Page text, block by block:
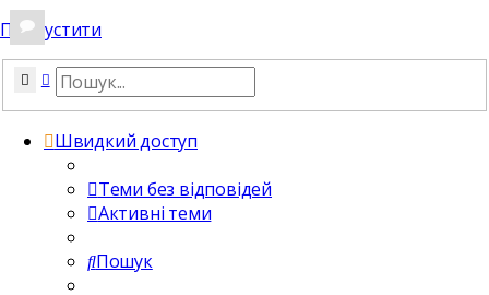
Пропустити
Пошук
Розширений пошук
Швидкий доступ
Теми без відповідей
Активні теми
Пошук